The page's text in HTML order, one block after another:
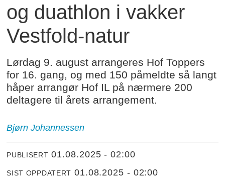
og duathlon i vakker
Vestfold-natur
Lørdag 9. august arrangeres Hof Toppers
for 16. gang, og med 150 påmeldte så langt
håper arrangør Hof IL på nærmere 200
deltagere til årets arrangement.
Bjørn Johannessen
PUBLISERT 01.08.2025 - 02:00
SIST OPPDATERT 01.08.2025 - 02:00